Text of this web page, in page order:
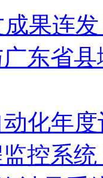
果连
东省
化年
控系